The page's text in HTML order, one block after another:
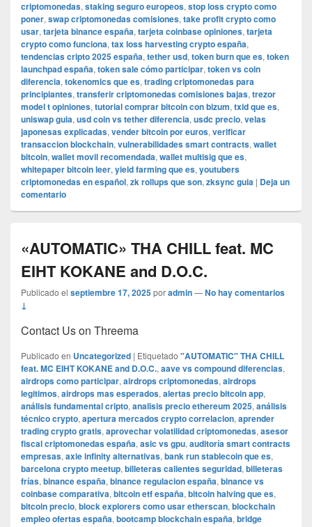
criptomonedas, staking seguro europeos, stop loss crypto como
poner, swap criptomonedas comisiones, take profit crypto como
usar, tarjeta binance españa, tarjeta coinbase opiniones, tarjeta
crypto como funciona, tax loss harvesting crypto españa,
tendencias cripto 2025 españa, tether usd, token burn que es, token
launchpad españa, token sale cómo participar, token vs coin
diferencia, tokenomics que es, trading criptomonedas para
principiantes, transferir criptomonedas comisiones bajas, trezor
model t opiniones, tutorial comprar bitcoin con bizum, txid que es,
uniswap guia, usd coin vs tether diferencia, usdc precio, velas
japonesas explicadas, vender bitcoin por euros, verificar
transaccion blockchain, vulnerabilidades smart contracts, wallet
bitcoin, wallet movil recomendada, wallet multisig que es,
whitepaper bitcoin leer, yield farming que es, youtubers
criptomonedas en español, zk rollups que son, zksync guia | Deja un
comentario
«AUTOMATIC» THA CHILL feat. MC
EIHT KOKANE and D.O.C.
Publicado el septiembre 17, 2025poradmin—No hay comentarios
↓
Contact Us on Threema
Publicado en Uncategorized | Etiquetado "AUTOMATIC" THA CHILL
feat. MC EIHT KOKANE and D.O.C., aave vs compound diferencias,
airdrops como participar, airdrops criptomonedas, airdrops
legitimos, airdrops mas esperados, alertas precio bitcoin app,
análisis fundamental cripto, analisis precio ethereum 2025, análisis
técnico crypto, apertura mercados crypto correlacion, aprender
trading crypto gratis, aprovechar volatilidad criptomonedas, asesor
fiscal criptomonedas españa, asic vs gpu, auditoría smart contracts
empresas, axie infinity alternativas, bank run stablecoin que es,
barcelona crypto meetup, billeteras calientes seguridad, billeteras
frías, binance españa, binance regulacion españa, binance vs
coinbase comparativa, bitcoin etf españa, bitcoin halving que es,
bitcoin precio, block explorers como usar etherscan, blockchain
empleo ofertas españa, bootcamp blockchain españa, bridge